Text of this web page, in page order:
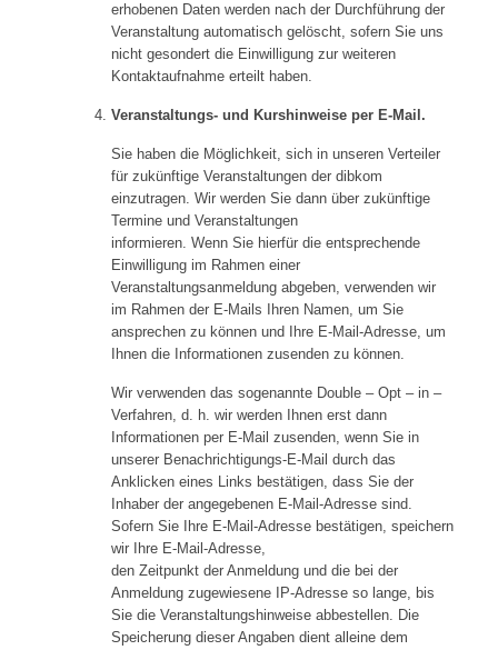
erhobenen Daten werden nach der Durchführung der
Veranstaltung automatisch gelöscht, sofern Sie uns
nicht gesondert die Einwilligung zur weiteren
Kontaktaufnahme erteilt haben.
Veranstaltungs- und Kurshinweise per E-Mail.
Sie haben die Möglichkeit, sich in unseren Verteiler
für zukünftige Veranstaltungen der dibkom
einzutragen. Wir werden Sie dann über zukünftige
Termine und Veranstaltungen
informieren. Wenn Sie hierfür die entsprechende
Einwilligung im Rahmen einer
Veranstaltungsanmeldung abgeben, verwenden wir
im Rahmen der E-Mails Ihren Namen, um Sie
ansprechen zu können und Ihre E-Mail-Adresse, um
Ihnen die Informationen zusenden zu können.
Wir verwenden das sogenannte Double – Opt – in –
Verfahren, d. h. wir werden Ihnen erst dann
Informationen per E-Mail zusenden, wenn Sie in
unserer Benachrichtigungs-E-Mail durch das
Anklicken eines Links bestätigen, dass Sie der
Inhaber der angegebenen E-Mail-Adresse sind.
Sofern Sie Ihre E-Mail-Adresse bestätigen, speichern
wir Ihre E-Mail-Adresse,
den Zeitpunkt der Anmeldung und die bei der
Anmeldung zugewiesene IP-Adresse so lange, bis
Sie die Veranstaltungshinweise abbestellen. Die
Speicherung dieser Angaben dient alleine dem